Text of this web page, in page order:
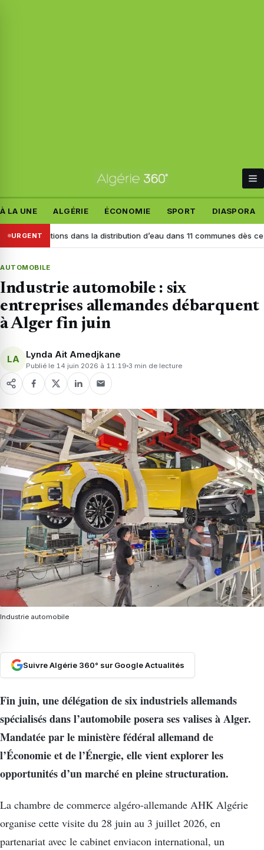
À LA UNE ALGÉRIE ÉCONOMIE SPORT DIASPORA
URGENTdans la distribution d’eau dans 11 communes dès ce lundi 10
AUTOMOBILE
Industrie automobile : six
entreprises allemandes débarquent
à Alger fin juin
LA Lynda Ait Amedjkane
Publié le 14 juin 2026 à 11:19 3 min de lecture
Industrie automobile
Suivre Algérie 360° sur Google Actualités
Fin juin, une délégation de six industriels allemands
spécialisés dans l’automobile posera ses valises à Alger.
Mandatée par le ministère fédéral allemand de
l’Économie et de l’Énergie, elle vient explorer les
opportunités d’un marché en pleine structuration.
La chambre de commerce algéro-allemande AHK Algérie
organise cette visite du 28 juin au 3 juillet 2026, en
partenariat avec le cabinet enviacon international, un